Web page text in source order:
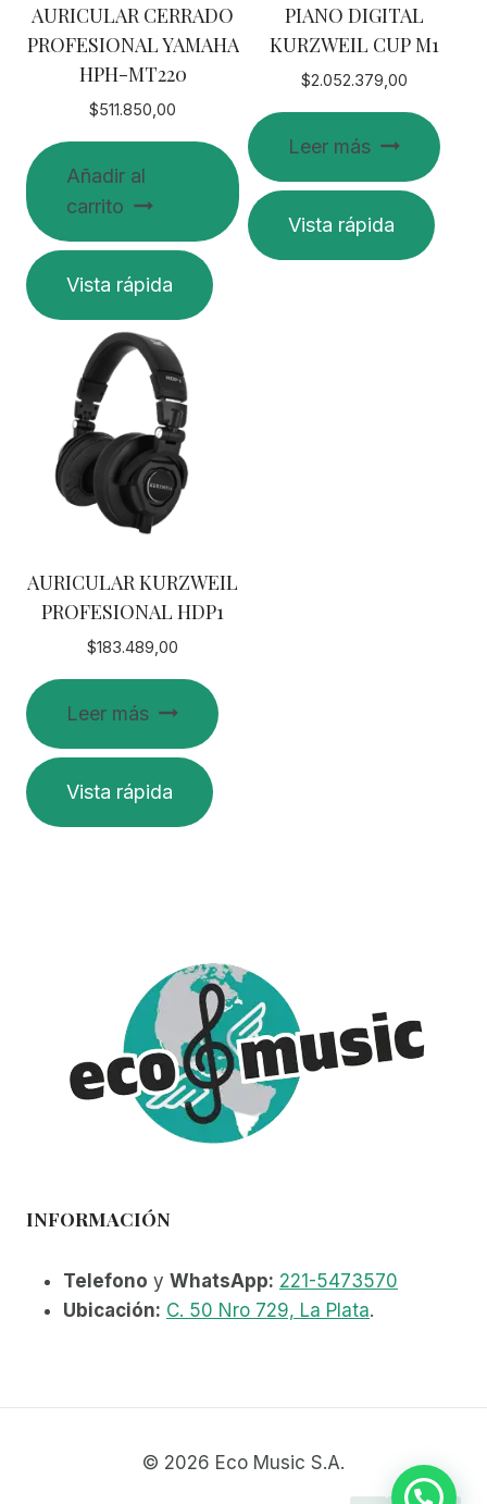
AURICULAR CERRADO
PROFESIONAL YAMAHA
HPH-MT220
$511.850,00
Añadir al
carrito
Vista rápida
PIANO DIGITAL
KURZWEIL CUP M1
$2.052.379,00
Leer más
Vista rápida
AURICULAR KURZWEIL
PROFESIONAL HDP1
$183.489,00
Leer más
Vista rápida
INFORMACIÓN
Telefono y WhatsApp: 221-5473570
Ubicación: C. 50 Nro 729, La Plata.
© 2026 Eco Music S.A.